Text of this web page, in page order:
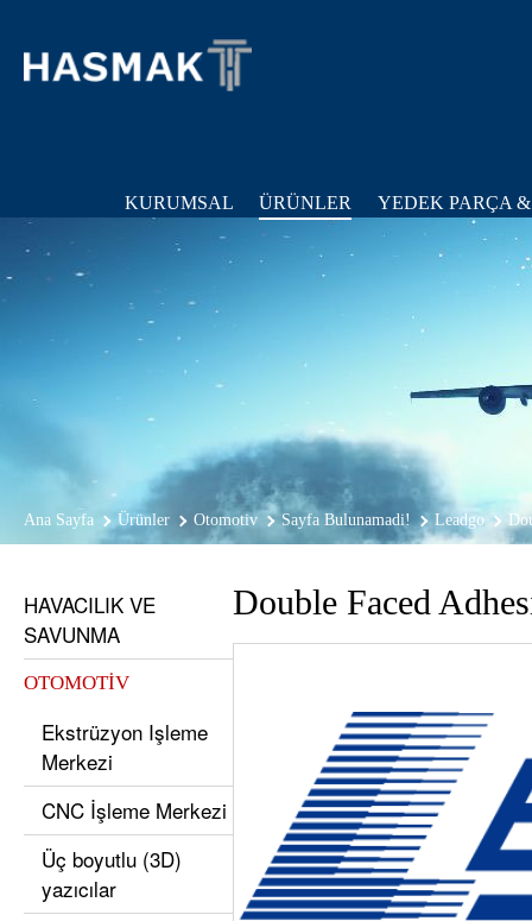
KURUMSAL ÜRÜNLER YEDEK PARÇA &
Ana Sayfa Ürünler Otomotiv Sayfa Bulunamadi! Leadgo
Double Faced
HAVACILIK VE
SAVUNMA
OTOMOTİV
Ekstrüzyon Işleme
Merkezi
CNC İşleme Merkezi
Üç boyutlu (3D)
yazıcılar